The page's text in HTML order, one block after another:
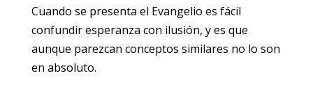
Cuando se presenta el Evangelio es fácil
confundir esperanza con ilusión, y es que
aunque parezcan conceptos similares no lo son
en absoluto.